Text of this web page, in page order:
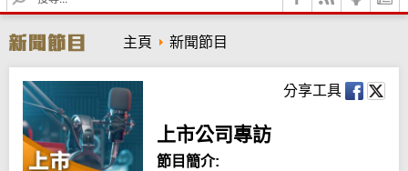
e
r
c
h
主頁 新聞節目
分享工具
上市公司專訪
節目簡介: